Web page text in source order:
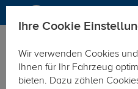
Hier geht's zur
Ihre Cookie
Wir verwenden Cookies
Ihnen für Ihr Fahrzeug
bieten. Dazu zählen